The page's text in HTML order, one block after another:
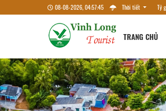
08-08-2026, 04:57:46 Thời tiết Tỷ
TRANG CHỦ